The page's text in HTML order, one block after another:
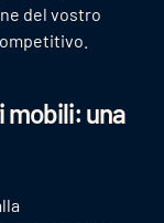
del vostro
mobili: una